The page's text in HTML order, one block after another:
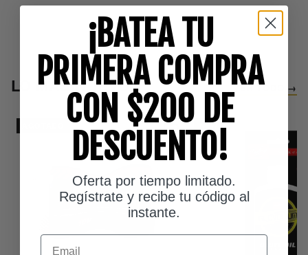
LO MÁS NUEVO VER TODO →
NEW
¡BATEA TU
PRIMERA COMPRA
CON $200 DE
DESCUENTO!
Oferta por tiempo limitado.
Regístrate y recibe tu código al
instante.
Email